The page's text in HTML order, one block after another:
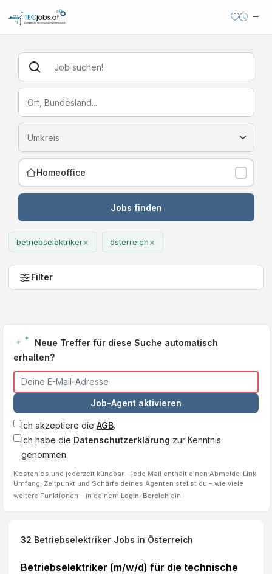
Homeoffice
Jobs finden
betriebselektriker× österreich×
Filter
Neue Treffer für diese Suche automatisch
erhalten?
Job-Agent aktivieren
Ich akzeptiere die AGB.
Ich habe die Datenschutzerklärung zur Kenntnis
genommen.
Kostenlos und jederzeit kündbar – jede Mail enthält einen Abmelde-Link.
Umfang, Zeitpunkt und Schärfe deines Agenten stellst du – wie viele
weitere Funktionen – in deinem Login-Bereich ein.
32 Betriebselektriker Jobs in Österreich
Betriebselektriker (m/w/d) für die technische